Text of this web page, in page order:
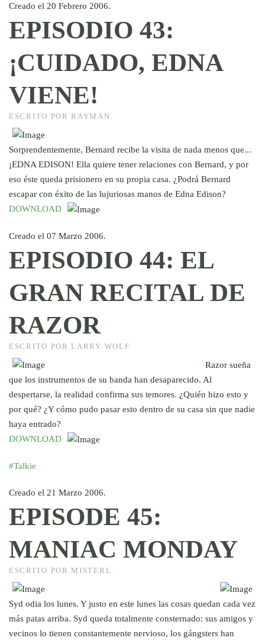
Creado el 20 Febrero 2006.
EPISODIO 43:
¡CUIDADO, EDNA
VIENE!
ESCRITO POR RAYMAN.
Sorprendentemente, Bernard recibe la visita de nada menos que...
¡EDNA EDISON! Ella quiere tener relaciones con Bernard, y por
eso éste queda prisionero en su propia casa. ¿Podrá Bernard
escapar con éxito de las lujuriosas manos de Edna Edison?
DOWNLOAD
Creado el 07 Marzo 2006.
EPISODIO 44: EL
GRAN RECITAL DE
RAZOR
ESCRITO POR LARRY WOLF.
Razor sueña
que los instrumentos de su banda han desaparecido. Al
despertarse, la realidad confirma sus temores. ¿Quién hizo esto y
por qué? ¿Y cómo pudo pasar esto dentro de su casa sin que nadie
haya entrado?
DOWNLOAD
#Talkie
Creado el 21 Marzo 2006.
EPISODE 45:
MANIAC MONDAY
ESCRITO POR MISTERL.
Syd odia los lunes. Y justo en este lunes las cosas quedan cada vez
más patas arriba. Syd queda totalmente consternado: sus amigos y
vecinos lo tienen constantemente nervioso, los gángsters han